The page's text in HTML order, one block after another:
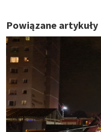
Powiązane artykuły